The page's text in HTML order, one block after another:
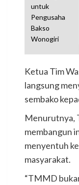
untuk
Pengusaha
Bakso
Wonogiri
Ketua Tim
langsung
sembako
Menurutnya,
membangun
menyentuh
masyarakat.
“TMMD